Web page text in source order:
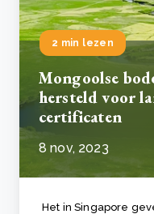
2 min lezen
Mongoolse
hersteld voor
certificaten
8 nov, 2023
Het in Singapore